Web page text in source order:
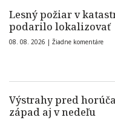
Lesný požiar v
podarilo lokalizovať
08. 08. 2026 | Žiadne komentáre
Výstrahy pred
západ aj v nedeľu